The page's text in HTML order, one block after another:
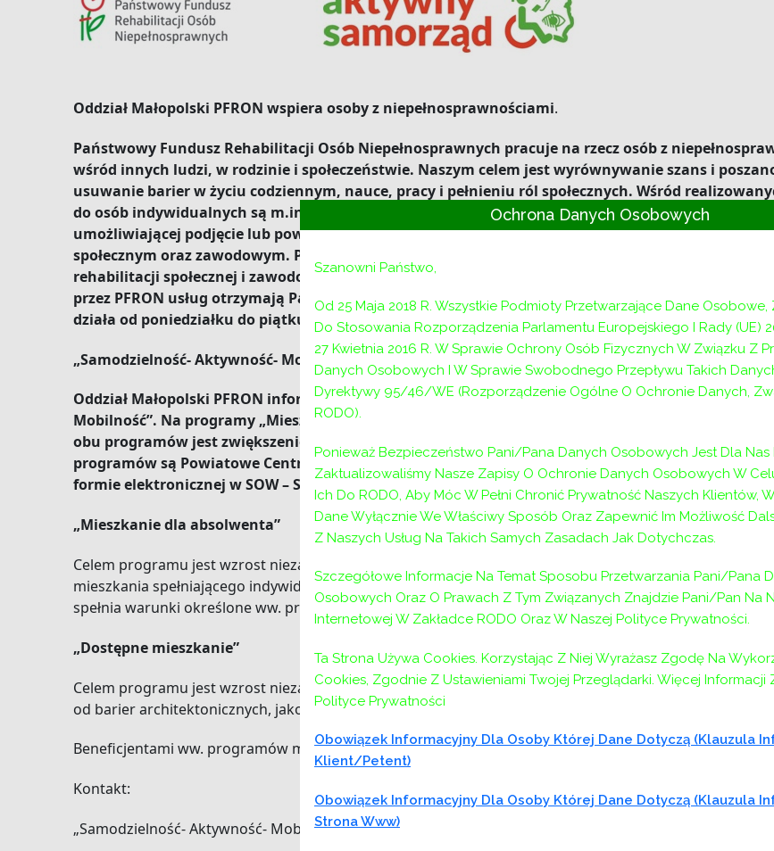
Ochrona Danych Osobowych
Szanowni Państwo,
Od 25 Maja 2018 R. Wszystkie Podmioty Przetwarzające Dane
Do Stosowania Rozporządzenia Parlamentu Europejskiego I Rady (UE)
27 Kwietnia 2016 R. W Sprawie Ochrony Osób Fizycznych W Związku Z
Danych Osobowych I W Sprawie Swobodnego Przepływu Takich
Dyrektywy 95/46/WE (Rozporządzenie Ogólne O Ochronie Danych,
RODO).
Ponieważ Bezpieczeństwo Pani/Pana Danych Osobowych Jest Dla Nas
Zaktualizowaliśmy Nasze Zapisy O Ochronie Danych Osobowych W
Ich Do RODO, Aby Móc W Pełni Chronić Prywatność Naszych Klientów,
Dane Wyłącznie We Właściwy Sposób Oraz Zapewnić Im Możliwość
Z Naszych Usług Na Takich Samych Zasadach Jak Dotychczas.
Szczegółowe Informacje Na Temat Sposobu Przetwarzania Pani/Pana
Osobowych Oraz O Prawach Z Tym Związanych Znajdzie Pani/Pan Na
Internetowej W Zakładce RODO Oraz W Naszej Polityce Prywatności.
Ta Strona Używa Cookies. Korzystając Z Niej Wyrażasz Zgodę Na
Cookies, Zgodnie Z Ustawieniami Twojej Przeglądarki. Więcej Informacji
Polityce Prywatności
Obowiązek Informacyjny Dla Osoby Której Dane Dotyczą (klauzula
Klient/petent)
Obowiązek Informacyjny Dla Osoby Której Dane Dotyczą (klauzula
Strona Www)
Oddział Małopolski PFRON wspiera osoby z niepełnosprawnościami.
Państwowy Fundusz Rehabilitacji Osób Niepełnosprawnych pracuje na rzecz osób z
wśród innych ludzi, w rodzinie i społeczeństwie. Naszym celem jest wyrównywanie szans i
usuwanie barier w życiu codziennym, nauce, pracy i pełnieniu ról społecznych. Wśród
do osób indywidualnych są m.in. „Aktywny samorząd” oraz „Wypracowanie i pilotażowe
umożliwiającej podjęcie lub powrót do pracy”. Programy te służą likwidacji barier, które osoby z
społecznym oraz zawodowym. PFRON uruchomił również nowe programy, których celem jest
rehabilitacji społecznej i zawodowej osób niepełnosprawnych jak brak dostępnego mieszkania.
przez PFRON usług otrzymają Państwo kontaktując się z Centrum informacyjno-doradczym dla
działa od poniedziałku do piątku w godzinach pracy Oddziału Małopolskiego PFRON.
„Samodzielność- Aktywność- Mobilność” – nowe programy PFRON
Oddział Małopolski PFRON informuje o wdrożeniu kolejnych inicjatyw zapowiedzianych w
Mobilność”. Na programy „Mieszkanie dla absolwenta” oraz „Dostępne mieszkanie” oczekiwało
obu programów jest zwiększenie aktywności zawodowej i społecznej oraz wzrost niezależności
programów są Powiatowe Centra Pomocy Rodzinie (PCPR) oraz Miejskie Ośrodki Pomocy
formie elektronicznej w SOW – Systemie Obsługi Wsparcia finansowanego ze środków PFRON.
„Mieszkanie dla absolwenta”
Celem programu jest wzrost niezależności beneficjentów oraz ułatwienie im aktywności zawodowej i
mieszkania spełniającego indywidualne kryterium dostępności dla beneficjenta. Beneficjentem
spełnia warunki określone ww. programie.
„Dostępne mieszkanie”
Celem programu jest wzrost niezależności beneficjentów oraz ułatwienie im aktywności zawodowej i
od barier architektonicznych, jako podstawy samodzielnego realizowania planów zawodowych i
Beneficjentami ww. programów mogą być osoby z niepełnosprawnością, która spełniają warunki
Kontakt:
„Samodzielność- Aktywność- Mobilność”